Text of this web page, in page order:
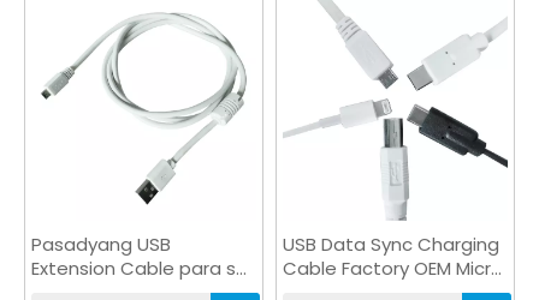
Pasadyang USB
Extension Cable para sa
Industry Camera Hard
USB Data Sync Charging
Cable Factory OEM Micro